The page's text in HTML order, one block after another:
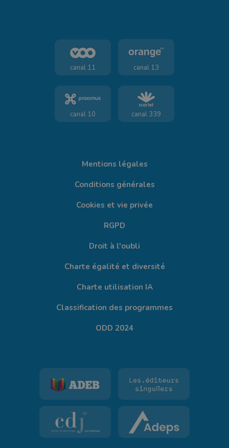
canal 11 canal 13
canal 10 canal 339
Mentions légales
Conditions générales
Cookies et vie privée
RGPD
Droit à l'oubli
Charte égalité et diversité
Charte utilisation IA
Classification des programmes
ODD 2024